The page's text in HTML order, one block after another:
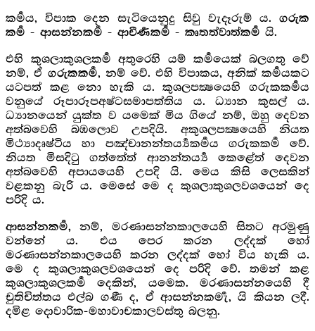
කර්‍මය, විපාක දෙන සැටියෙනුදු සිවු වැදෑරුම් ය. ගරුක
කර්‍ම - ආසන්නකර්‍ම - ආචීර්‍ණකර්‍ම - කෘතත්වාත්කර්‍ම යි.
එහි කුශලාකුශලකර්‍ම අතුරෙහි යම් කර්‍මයෙක් බලගතු වේ
නම්, ඒ ගරුකකර්‍ම, නම් වේ. එහි විපාකය, අනික් කර්‍මයකට
යටපත් කළ නො හැකි ය. කුශලපක්‍ෂයෙහි ගරුකකර්‍මය
වනුයේ රූපාරූපඅෂ්ටසමාපත්තිය ය. ධ්‍යාන කුසල් ය.
ධ්‍යානයෙන් යුක්ත ව යමෙක් මිය ගියේ නම්, ඔහු දෙවන
අත්බවෙහි බඹලොව උපදියි. අකුශලපක්‍ෂයෙහි නියත
මිථ්‍යාදෘෂ්ටිය හා පඤ්චානන්තර්‍ය්‍යකර්‍මය ගරුකකර්‍ම වේ.
නියත මිසදිටු ගත්තේත් ආනන්තර්‍ය්‍ය කෙළේත් දෙවන
අත්බවෙහි අපායයෙහි උපදි යි. මෙය කිසි ලෙසකින්
වළකනු බැරි ය. මෙසේ මෙ ද කුශලාකුශලවශයෙන් දෙ
පරිදි ය.
ආසන්නකර්‍ම, නම්, මරණාසන්නකාලයෙහි සිතට අරමුණු
වන්නේ ය. එය පෙර කරන ලද්දක් හෝ
මරණාසන්නකාලයෙහි කරන ලද්දක් හෝ විය හැකි ය.
මෙ ද කුශලාකුශලවශයෙන් දෙ පරිදි වේ. තමන් කළ
කුශලාකුශලකර්‍ම දෙකින්, යමෙක. මරණාසන්නයෙහි දී
චුතිචිත්තය එල්බ ගණී ද, ඒ ආසන්නකර්‍මැ, යි කියන ලදී.
දමිළ දොවාරික-මහාවාචකාලවස්තු බලනු.